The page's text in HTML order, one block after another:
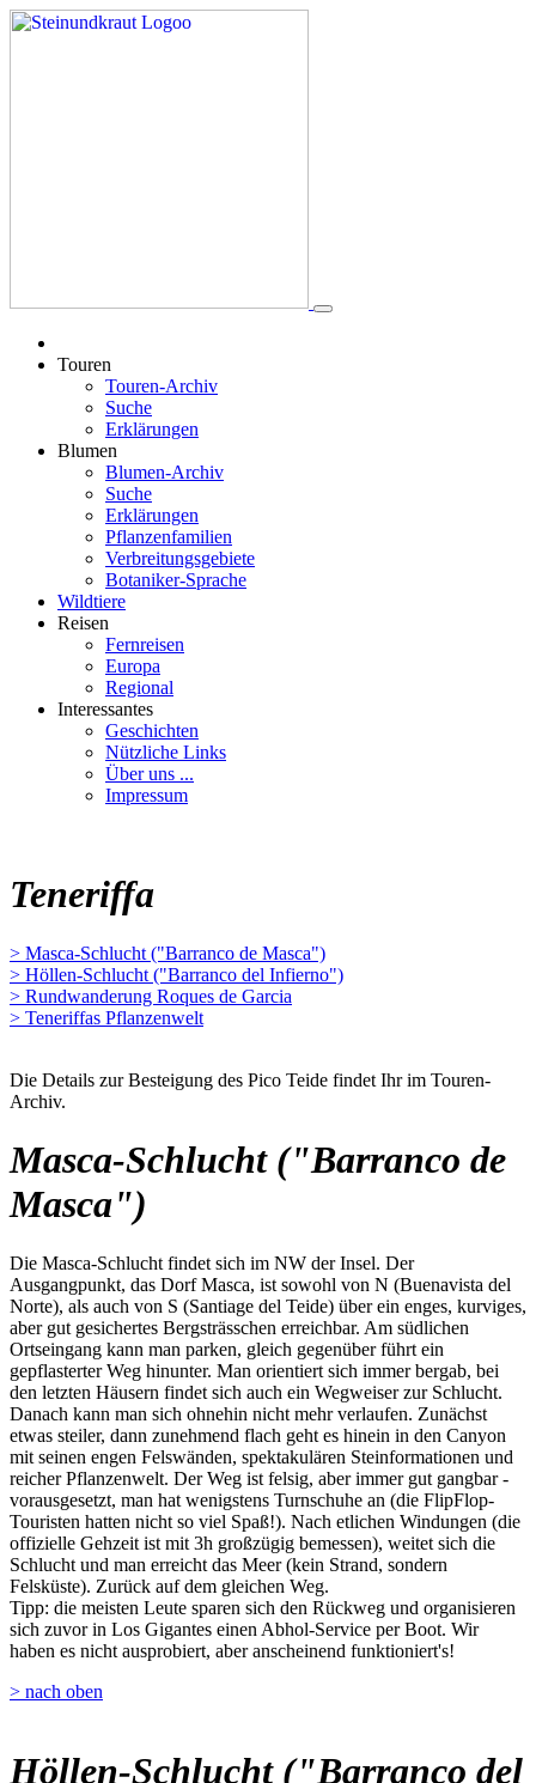
Touren
Touren-Archiv
Suche
Erklärungen
Blumen
Blumen-Archiv
Suche
Erklärungen
Pflanzenfamilien
Verbreitungsgebiete
Botaniker-Sprache
Wildtiere
Reisen
Fernreisen
Europa
Regional
Interessantes
Geschichten
Nützliche Links
Über uns ...
Impressum
Teneriffa
> Masca-Schlucht ("Barranco de Masca")
> Höllen-Schlucht ("Barranco del Infierno")
> Rundwanderung Roques de Garcia
> Teneriffas Pflanzenwelt
Die Details zur Besteigung des Pico Teide findet Ihr im Touren-
Archiv.
Masca-Schlucht ("Barranco de
Masca")
Die Masca-Schlucht findet sich im NW der Insel. Der
Ausgangpunkt, das Dorf Masca, ist sowohl von N (Buenavista del
Norte), als auch von S (Santiage del Teide) über ein enges, kurviges,
aber gut gesichertes Bergsträsschen erreichbar. Am südlichen
Ortseingang kann man parken, gleich gegenüber führt ein
gepflasterter Weg hinunter. Man orientiert sich immer bergab, bei
den letzten Häusern findet sich auch ein Wegweiser zur Schlucht.
Danach kann man sich ohnehin nicht mehr verlaufen. Zunächst
etwas steiler, dann zunehmend flach geht es hinein in den Canyon
mit seinen engen Felswänden, spektakulären Steinformationen und
reicher Pflanzenwelt. Der Weg ist felsig, aber immer gut gangbar -
vorausgesetzt, man hat wenigstens Turnschuhe an (die FlipFlop-
Touristen hatten nicht so viel Spaß!). Nach etlichen Windungen (die
offizielle Gehzeit ist mit 3h großzügig bemessen), weitet sich die
Schlucht und man erreicht das Meer (kein Strand, sondern
Felsküste). Zurück auf dem gleichen Weg.
Tipp: die meisten Leute sparen sich den Rückweg und organisieren
sich zuvor in Los Gigantes einen Abhol-Service per Boot. Wir
haben es nicht ausprobiert, aber anscheinend funktioniert's!
> nach oben
Höllen-Schlucht ("Barranco del